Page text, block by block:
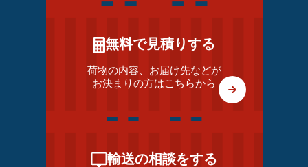
無料で見積りする
荷物の内容、お届け先などが
お決まりの方はこちらから
輸送の相談をする